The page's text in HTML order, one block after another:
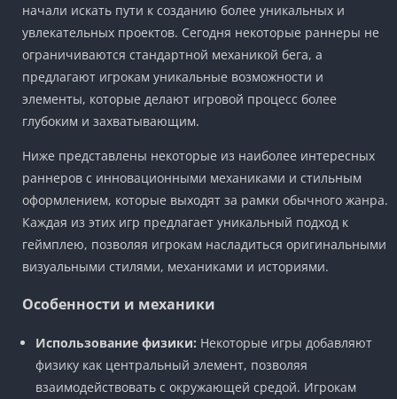
начали искать пути к созданию более уникальных и
увлекательных проектов. Сегодня некоторые раннеры не
ограничиваются стандартной механикой бега, а
предлагают игрокам уникальные возможности и
элементы, которые делают игровой процесс более
глубоким и захватывающим.
Ниже представлены некоторые из наиболее интересных
раннеров с инновационными механиками и стильным
оформлением, которые выходят за рамки обычного жанра.
Каждая из этих игр предлагает уникальный подход к
геймплею, позволяя игрокам насладиться оригинальными
визуальными стилями, механиками и историями.
Особенности и механики
Использование физики: Некоторые игры добавляют
физику как центральный элемент, позволяя
взаимодействовать с окружающей средой. Игрокам